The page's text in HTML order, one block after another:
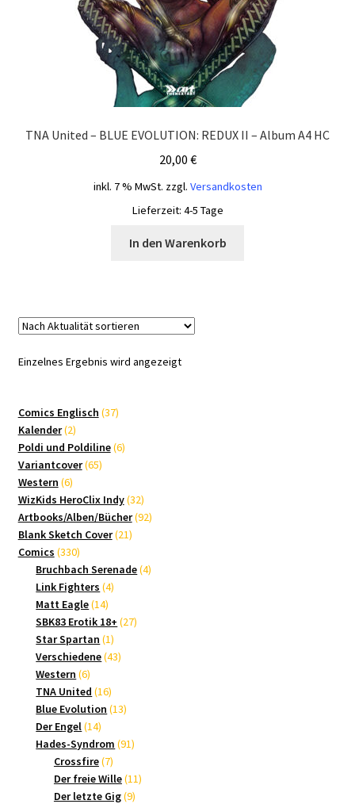
TNA United – BLUE EVOLUTION: REDUX II – Album A4 HC
20,00 €
inkl. 7 % MwSt. zzgl. Versandkosten
Lieferzeit: 4-5 Tage
In den Warenkorb
Einzelnes Ergebnis wird angezeigt
Comics Englisch 3737
Kalender 22
Produkte
Poldi und Poldiline 66
Variantcover 6565
Western 66
Produkte
WizKids HeroClix Indy 3232
Produkte
Artbooks/Alben/Bücher 9292
Blank Sketch Cover 2121
Comics 330330
Produkte
Bruchbach Serenade 44
Link Fighters 44
Matt Eagle 1414
Produkte
SBK83 Erotik 18+ 2727
Star Spartan 11
Produkt
Verschiedene 4343
Western 66
Produkte
TNA United 1616
Produkte
Blue Evolution 1313
Der Engel 1414
Produkte
Hades-Syndrom 9191
Crossfire 77
Produkte
Der freie Wille 1111
Der letzte Gig 99